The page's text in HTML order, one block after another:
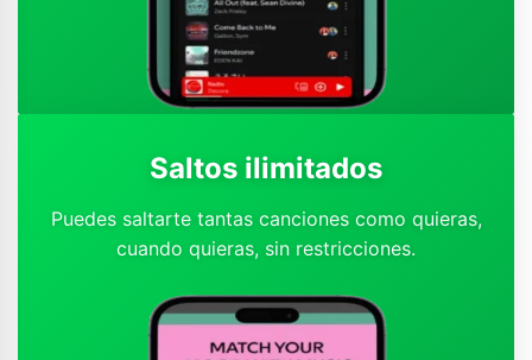
Saltos ilimitados
Puedes saltarte tantas canciones como quieras,
cuando quieras, sin restricciones.